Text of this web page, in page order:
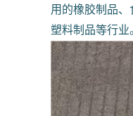
用的橡胶制品
塑料制品等行业